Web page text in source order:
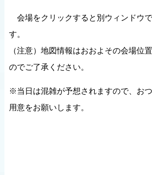
会場をクリックすると別ウィンドウ
す。
（注意）地図情報はおおよその会場位
のでご了承ください。
※当日は混雑が予想されますので、お
用意をお願いします。